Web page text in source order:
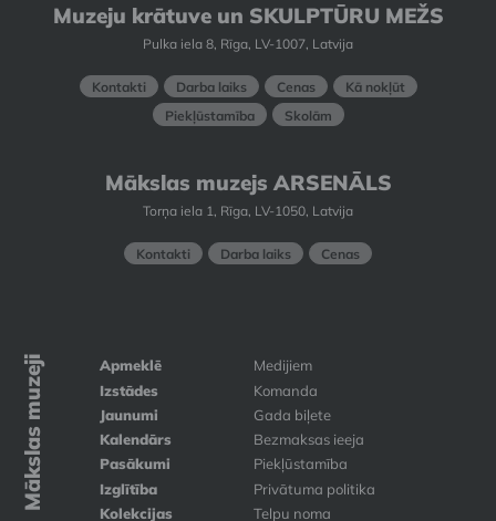
Muzeju krātuve un SKULPTŪRU MEŽS
Pulka iela 8, Rīga, LV-1007, Latvija
Kontakti Darba laiks Cenas
Kā nokļūt
Piekļūstamība
Skolām
Mākslas muzejs ARSENĀLS
Torņa iela 1, Rīga, LV-1050, Latvija
Kontakti Darba laiks Cenas
Mākslas muzeji
Apmeklē
Izstādes
Jaunumi
Kalendārs
Pasākumi
Izglītība
Kolekcijas
Medijiem
Komanda
Gada biļete
Bezmaksas ieeja
Piekļūstamība
Privātuma politika
Telpu noma